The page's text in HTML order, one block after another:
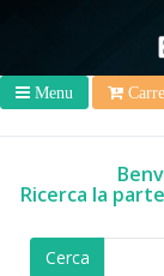
Menu
Ricerca la
Cerca